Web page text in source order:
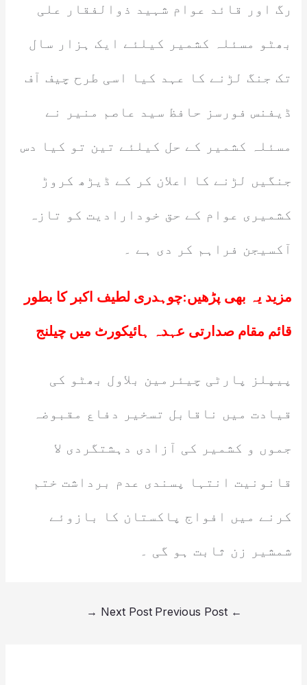
رگ اور قائد عوام شہید ذوالفقار علی
بھٹو مسئلہ کشمیر کیلئے ایک ہزار سال
تک جنگ لڑنے کا عہد کیا اسی طرح چیف آف
ڈیفنس فورسز حافظ سید عاصم منیر نے
مسئلہ کشمیر کے حل کیلئے تین تو کیا دس
جنگیں لڑنے کا اعلان کر کے ڈیڑھ کروڑ
کشمیری عوام کے حق خودارادیت کو تازہ
آکسیجن فراہم کر دی ہے ۔
مزید یہ بھی پڑھیں:چوہدری لطیف اکبر کا بطور
قائم مقام صدارتی عہدہ ہائیکورٹ میں چیلنج
پیپلز پارٹی چیئرمین بلاول بھٹو کی
قیادت میں ناقابل تسخیر دفاع مقبوضہ
جموں و کشمیر کی آزادی دہشتگردی لا
قانونیت انتہا پسندی عدم برداشت ختم
کرنے میں افواج پاکستان کا بازوئے
شمشیر زن ثابت ہو گی ۔
←
Next Post
→